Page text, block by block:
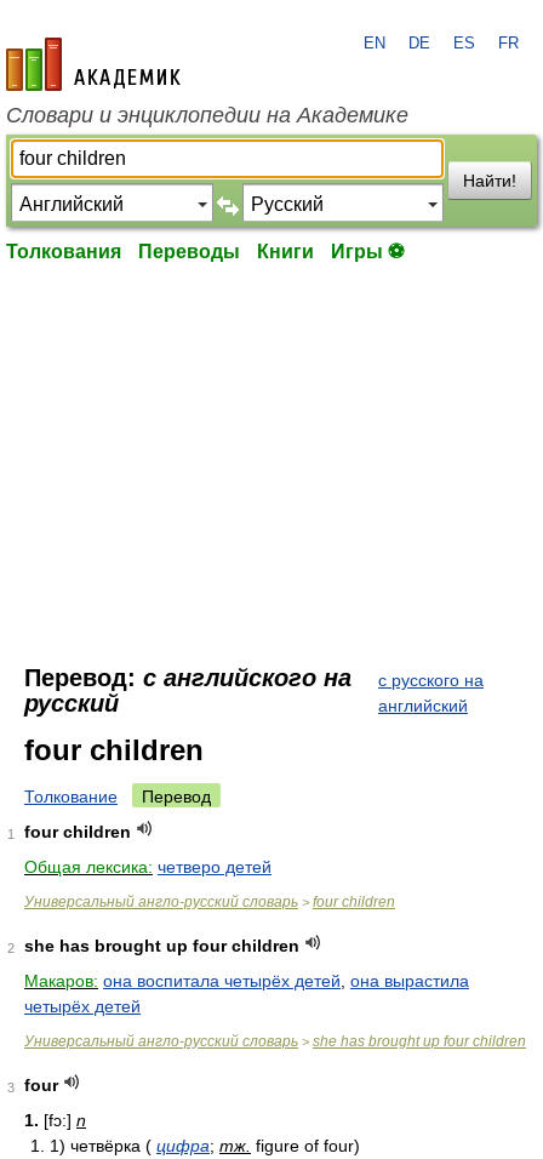
academic.ru
EN DE ES FR
Словари и энциклопедии на Академике
Найти!
Толкования Переводы Книги Игры ⚽
Перевод: с английского на
русский
с русского на
английский
four children
Толкование Перевод
1
four children
Общая лексика: четверо детей
Универсальный англо-русский словарь > four children
2
she has brought up four children
Макаров: она воспитала четырёх детей она вырастила
четырёх детей
Универсальный англо-русский словарь > she has brought up four children
3
four
1. [fɔ:] n
1. 1) четвёрка ( цифра; тж. figure of four)